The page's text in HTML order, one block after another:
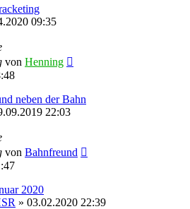
09:35
von Henning
neben der Bahn
22:03
von Bahnfreund
2020
» 03.02.2020 22:39